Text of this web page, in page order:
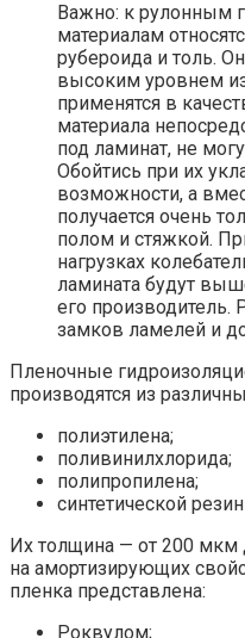
Важно: к рулонным
материалам
рубероида и толь.
высоким уровнем
применятся в
материала
под ламинат, не
Обойтись при их
возможности, а
получается очень
полом и стяжкой.
нагрузках
ламината будут
его производитель.
замков ламелей и
Пленочные
производятся из
полиэтилена;
поливинилхлорида;
полипропилена;
синтетической
Их толщина — от 200 мкм
на амортизирующих
пленка представлена:
Роквулом;